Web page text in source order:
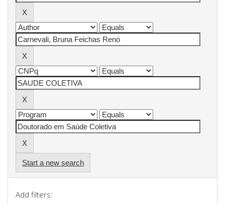
Start a new search
Add filters: